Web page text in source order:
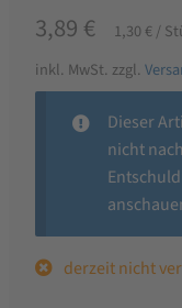
3,89 € 1,30 €/
inkl. MwSt. zzgl.
Dieser
nicht
derzeit nicht